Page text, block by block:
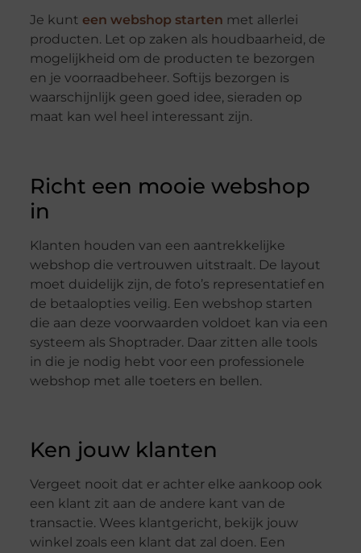
Je kunt een webshop starten met allerlei
producten. Let op zaken als houdbaarheid, de
mogelijkheid om de producten te bezorgen
en je voorraadbeheer. Softijs bezorgen is
waarschijnlijk geen goed idee, sieraden op
maat kan wel heel interessant zijn.
Richt een mooie webshop
in
Klanten houden van een aantrekkelijke
webshop die vertrouwen uitstraalt. De layout
moet duidelijk zijn, de foto’s representatief en
de betaalopties veilig. Een webshop starten
die aan deze voorwaarden voldoet kan via een
systeem als Shoptrader. Daar zitten alle tools
in die je nodig hebt voor een professionele
webshop met alle toeters en bellen.
Ken jouw klanten
Vergeet nooit dat er achter elke aankoop ook
een klant zit aan de andere kant van de
transactie. Wees klantgericht, bekijk jouw
winkel zoals een klant dat zal doen. Een